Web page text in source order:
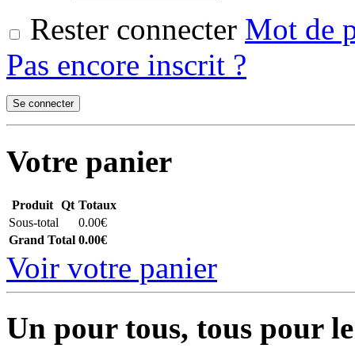
Rester connecter Mot de
Pas encore inscrit ?
Votre panier
Produit Qt Totaux
Sous-total
0.00€
Grand Total 0.00€
Voir votre panier
Un pour tous, tous pour